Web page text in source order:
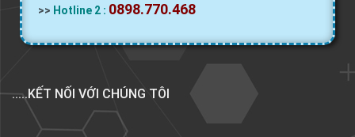
>> Hotline 2 : 0898.770.468
.....KẾT NỐI VỚI CHÚNG TÔI